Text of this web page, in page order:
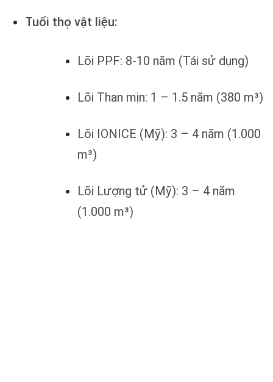
Tuổi thọ vật liệu:
Lõi PPF: 8-10 năm (Tái sử dụng)
Lõi Than mịn: 1 – 1.5 năm (380 m³)
Lõi IONICE (Mỹ): 3 – 4 năm (1.000
m³)
Lõi Lượng tử (Mỹ): 3 – 4 năm
(1.000 m³)